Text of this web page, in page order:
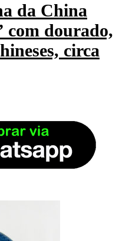
da China
com dourado,
circa